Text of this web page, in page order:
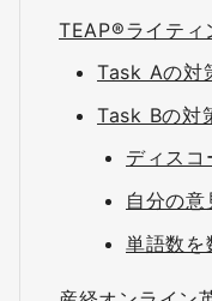
TEAP®ライティ
Task Aの対
Task Bの対
ディスコ
自分の意
単語数を